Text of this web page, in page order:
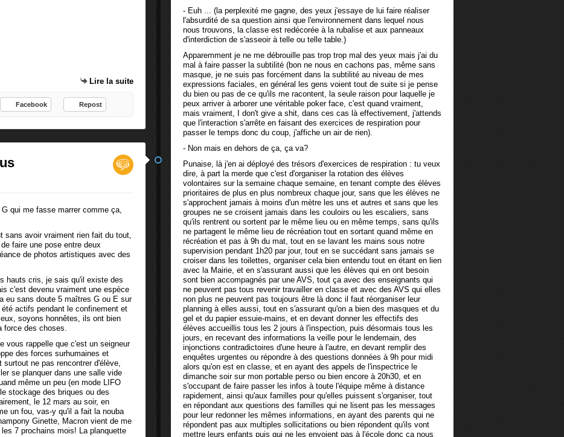
Lire la suite
Facebook Repost
qui me fasse marrer comme ça,
sans avoir vraiment rien fait du tout,
faire une pose entre deux
de photos artistiques avec des
hauts cris, je sais qu'il existe des
c'est devenu vraiment une espèce
eu sans doute 5 maîtres G ou E sur
actifs pendant le confinement et
soyons honnêtes, ils ont bien
force des choses.
vous rappelle que c'est un seigneur
des forces surhumaines et
ne pas rencontrer d'élève,
se planquer dans une salle vide
même un peu (en mode LIFO
stockage des briques ou des
le 12 mars au soir, en
un fou, vas-y qu'il a fait la nouba
Ginette, Macron vient de me
7 prochains mois! La planquette
- Euh ... (la perplexité me gagne, des yeux j'essaye de lui faire réaliser
l'absurdité de sa question ainsi que l'environnement dans lequel nous
nous trouvons, la classe est redécorée à la rubalise et aux panneaux
d'interdiction de s'asseoir à telle ou telle table.)
Apparemment je ne me débrouille pas trop trop mal des yeux mais j'ai du
mal à faire passer la subtilité (bon ne nous en cachons pas, même sans
masque, je ne suis pas forcément dans la subtilité au niveau de mes
expressions faciales, en général les gens voient tout de suite si je pense
du bien ou pas de ce qu'ils me racontent, la seule raison pour laquelle je
peux arriver à arborer une véritable poker face, c'est quand vraiment,
mais vraiment, I don't give a shit, dans ces cas là effectivement, j'attends
que l'interaction s'arrête en faisant des exercices de respiration pour
passer le temps donc du coup, j'affiche un air de rien).
- Non mais en dehors de ça, ça va?
Punaise, là j'en ai déployé des trésors d'exercices de respiration : tu veux
dire, à part la merde que c'est d'organiser la rotation des élèves
volontaires sur la semaine chaque semaine, en tenant compte des élèves
prioritaires de plus en plus nombreux chaque jour, sans que les élèves ne
s'approchent jamais à moins d'un mètre les uns et autres et sans que les
groupes ne se croisent jamais dans les couloirs ou les escaliers, sans
qu'ils rentrent ou sortent par le même lieu ou en même temps, sans qu'ils
ne partagent le même lieu de récréation tout en sortant quand même en
récréation et pas à 9h du mat, tout en se lavant les mains sous notre
supervision pendant 1h20 par jour, tout en se succédant sans jamais se
croiser dans les toilettes, organiser cela bien entendu tout en étant en lien
avec la Mairie, et en s'assurant aussi que les élèves qui en ont besoin
sont bien accompagnés par une AVS, tout ça avec des enseignants qui
ne peuvent pas tous revenir travailler en classe et avec des AVS qui elles
non plus ne peuvent pas toujours être là donc il faut réorganiser leur
planning à elles aussi, tout en s'assurant qu'on a bien des masques et du
gel et du papier essuie-mains, et en devant donner les effectifs des
élèves accueillis tous les 2 jours à l'inspection, puis désormais tous les
jours, en recevant des informations la veille pour le lendemain, des
injonctions contradictoires d'une heure à l'autre, en devant remplir des
enquêtes urgentes ou répondre à des questions données à 9h pour midi
alors qu'on est en classe, et en ayant des appels de l'inspectrice le
dimanche soir sur mon portable perso ou bien encore à 20h30, et en
s'occupant de faire passer les infos à toute l'équipe même à distance
rapidement, ainsi qu'aux familles pour qu'elles puissent s'organiser, tout
en répondant aux questions des familles qui ne lisent pas les messages
pour leur redonner les mêmes informations, en ayant des parents qui ne
répondent pas aux multiples sollicitations ou bien répondent qu'ils vont
mettre leurs enfants puis qui ne les envoient pas à l'école donc ça nous